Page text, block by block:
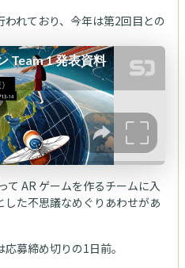
れており、今年は第2回目との
AR ゲームを作るチームに入
た不思議なめぐりあわせがあ
募締め切りの1日前。